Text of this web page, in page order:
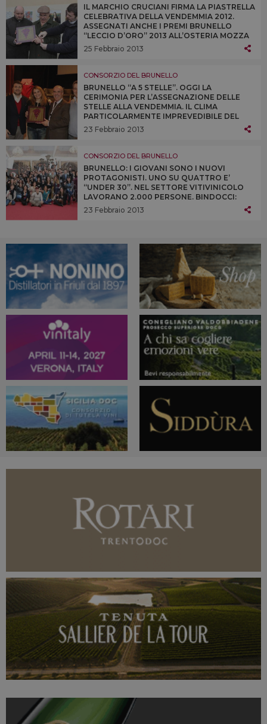
IL MARCHIO CRUCIANI FIRMA LA PIASTRELLA
CELEBRATIVA DELLA VENDEMMIA 2012.
ASSEGNATI ANCHE I PREMI BRUNELLO
“LECCIO D’ORO” 2013 ALL’OSTERIA MOZZA
DI LOS ANGELES, ALL’ENOTECA CORTINA DI
CORTINA D’AMPEZZO E ALL’OSTERIA
25 Febbraio 2013
CONSORZIO DEL BRUNELLO
BRUNELLO “A 5 STELLE”. OGGI LA
CERIMONIA PER L’ASSEGNAZIONE DELLE
STELLE ALLA VENDEMMIA. IL CLIMA
PARTICOLARMENTE IMPREVEDIBILE DEL
2012 NON HA INFLUITO SULLA QUALITÀ
DELLE UVE RACCOLTE A MONTALCINO, A
14%
23 Febbraio 2013
CONSORZIO DEL BRUNELLO
BRUNELLO: I GIOVANI SONO I NUOVI
PROTAGONISTI. UNO SU QUATTRO E’
“UNDER 30”. NEL SETTORE VITIVINICOLO
LAVORANO 2.000 PERSONE. BINDOCCI:
“MONTALCINO È ESEMPIO RIUSCITO DI
TERRITORIO, DOVE L’AGRICOLTURA CREA
23 Febbraio 2013